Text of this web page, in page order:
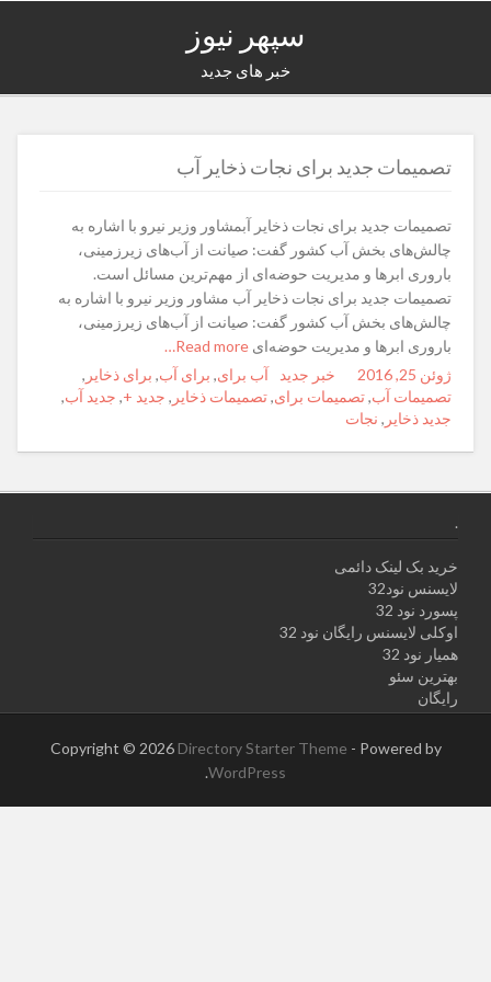
سپهر نیوز
خبر های جدید
تصمیمات جدید برای نجات ذخایر آب
تصمیمات جدید برای نجات ذخایر آبمشاور وزیر نیرو با اشاره به
چالش‌های بخش آب کشور گفت: صیانت از آب‌های زیرزمینی،
باروری ابرها و مدیریت حوضه‌ای از مهم‌ترین مسائل است.
تصمیمات جدید برای نجات ذخایر آب مشاور وزیر نیرو با اشاره به
چالش‌های بخش آب کشور گفت: صیانت از آب‌های زیرزمینی،
باروری ابرها و مدیریت حوضه‌ای
Posted
on
ژوئن 25, 2016 Author
Categories
خبر جدید Tags
آب برای, برای آب, برای ذخایر ,
تصمیمات آب,تصمیمات برای,تصمیمات ذخایر , جدید +, جدید آب,
جدید ذخایر , نجات
.
خرید بک لینک دائمی
لایسنس نود32
پسورد نود 32
اوکلی لایسنس رایگان نود 32
همیار نود 32
بهترین سئو
رایگان
Copyright © 2026 Directory Starter Theme - Powered by
WordPress
.